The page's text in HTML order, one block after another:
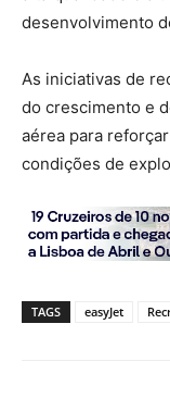
desenvolvimento
As iniciativas de
do crescimento e
aérea para
condições de
TAGS easyJet